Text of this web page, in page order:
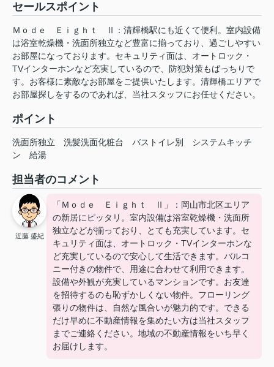
セールスポイント
Ｍｏｄｅ Ｅｉｇｈｔ Ⅱ：清輝橋駅にも近くて便利。室内設備
は浴室乾燥機・洗面所独立など豊富に揃っており、過ごしやすい
お部屋になっております。セキュリティ面は、オートロック・
TVインターホンなど充実しているので、防犯対策もばっちりで
す。お客様に素敵なお部屋をご提供いたします。清輝橋エリアで
お部屋探しをするのであれば、当社スタッフにお任せください。
ポイント
洗面所独立 洗髪洗面化粧台 バストイレ別
システムキッチ
ン
給湯
担当者のコメント
近藤 盛紀
「Ｍｏｄｅ Ｅｉｇｈｔ Ⅱ」：岡山市北区エリア
の新居にピッタリ。室内設備は浴室乾燥機・洗面所
独立などが揃っており、とても充実しています。セ
キュリティ面は、オートロック・TVインターホンな
ど充実しているので安心して生活できます。バルコ
ニー付きの物件で、用途に合わせて利用できます。
設備や外観が充実しているマンションです。お友達
を招待するのも恥ずかしくない物件。フローリング
張りの物件は、自然な風合いが魅力的です。できる
だけ早めに不動産情報を集めたい方は当社スタッフ
までご連絡ください。地域の不動産情報をいち早く
お届けします。